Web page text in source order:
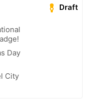
Draft
Day
City